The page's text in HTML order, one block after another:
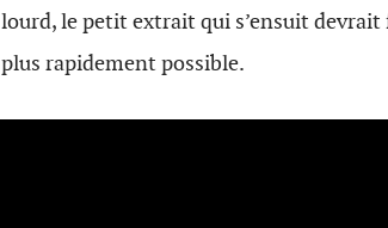
lourd, le petit extrait qui s’ensuit devrait
plus rapidement possible.